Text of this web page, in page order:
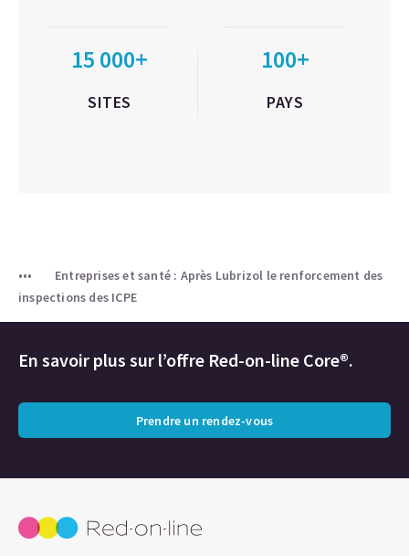
15 000+
SITES
100+
PAYS
Entreprises et santé : Après Lubrizol le renforcement des
inspections des ICPE
En savoir plus sur l’offre Red-on-line Core®.
Prendre un rendez-vous